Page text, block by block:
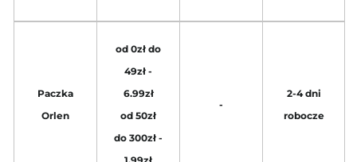
Paczka
Orlen
od 0zł do
49zł -
6.99zł
od 50zł
do 300zł -
-
2-4 dni
robocze